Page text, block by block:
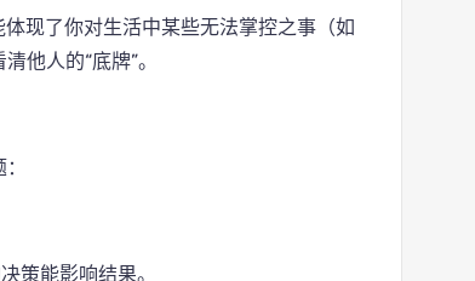
现了你对生活中某些无法掌控之事（如
他人的“底牌”。
策能影响结果。